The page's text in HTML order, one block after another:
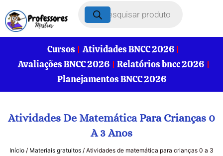
Cursos
Atividades BNCC 2026
Avaliações BNCC 2026
Relatórios bncc 2026
Planejamentos BNCC 2026
Atividades De Matemática Para Crianças 0
A 3 Anos
Início / Materiais gratuitos / Atividades de matemática para crianças 0 a 3